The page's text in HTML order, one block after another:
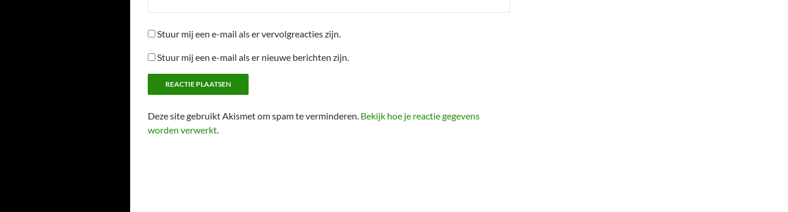
Stuur mij een e-mail als er vervolgreacties zijn.
Stuur mij een e-mail als er nieuwe berichten zijn.
Deze site gebruikt Akismet om spam te verminderen. Bekijk hoe je reactie gegevens
worden verwerkt.